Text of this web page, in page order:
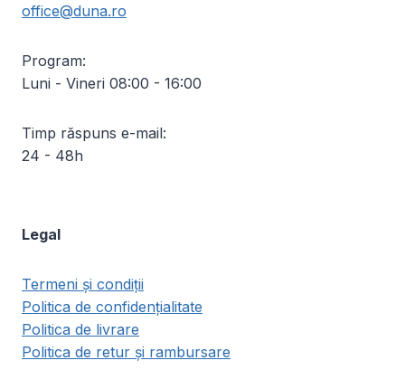
office@duna.ro
Program:
Luni - Vineri 08:00 - 16:00
Timp răspuns e-mail:
24 - 48h
Legal
Termeni și condiții
Politica de confidențialitate
Politica de livrare
Politica de retur și rambursare